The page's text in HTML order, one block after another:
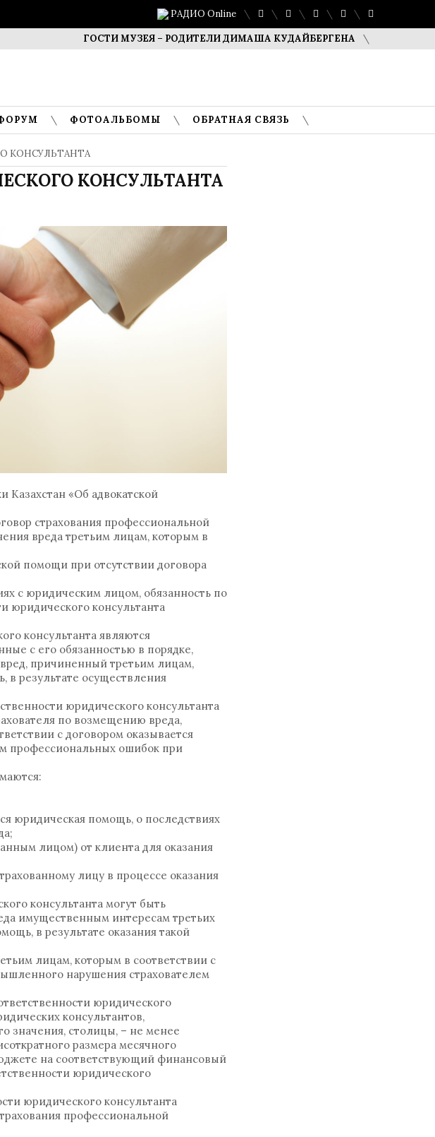
РАДИО Online
ГОСТИ МУЗЕЯ – РОДИТЕЛИ ДИМАША КУДАЙБЕРГЕНА САФУАН
ФОТОАЛЬБОМЫ ОБРАТНАЯ СВЯЗЬ
КОНСУЛЬТАНТА
КОНСУЛЬТАНТА
Казахстан «Об адвокатской
страхования профессиональной
вреда третьим лицам, которым в
помощи при отсутствии договора
с юридическим лицом, обязанность по
юридического консультанта
консультанта являются
с его обязанностью в порядке,
вред, причиненный третьим лицам,
в результате осуществления
юридического консультанта
по возмещению вреда,
с договором оказывается
профессиональных ошибок при
юридическая помощь, о последствиях
лицом) от клиента для оказания
лицу в процессе оказания
консультанта могут быть
имущественным интересам третьих
в результате оказания такой
лицам, которым в соответствии с
нарушения страхователем
юридического
консультантов,
значения, столицы, – не менее
размера месячного
на соответствующий финансовый
юридического
юридического консультанта
профессиональной